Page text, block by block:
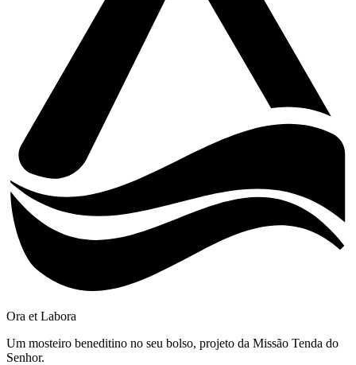
Ora et Labora
Um mosteiro beneditino no seu bolso, projeto da Missão Tenda do
Senhor.